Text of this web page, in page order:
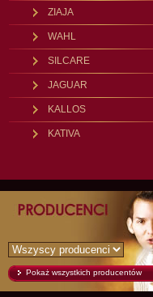
ZIAJA
WAHL
SILCARE
JAGUAR
KALLOS
KATIVA
Pokaż wszystkich producentów